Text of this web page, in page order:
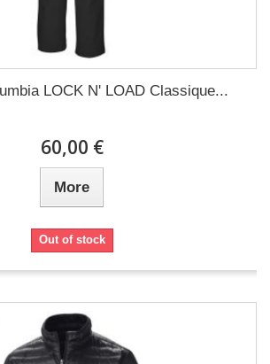
LOCK N' LOAD Classique...
60,00 €
More
Out of stock